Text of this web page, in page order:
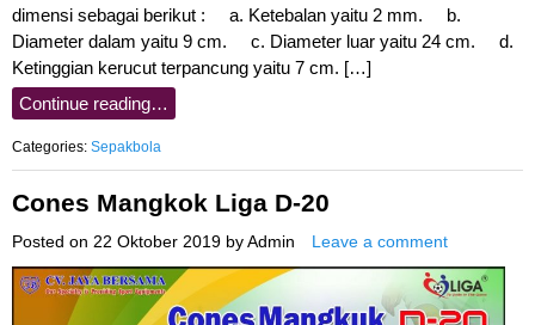
dimensi sebagai berikut : a. Ketebalan yaitu 2 mm. b.
Diameter dalam yaitu 9 cm. c. Diameter luar yaitu 24 cm. d.
Ketinggian kerucut terpancung yaitu 7 cm. […]
Continue reading…
Categories: Sepakbola
Cones Mangkok Liga D-20
Posted on 22 Oktober 2019 by Admin Leave a comment